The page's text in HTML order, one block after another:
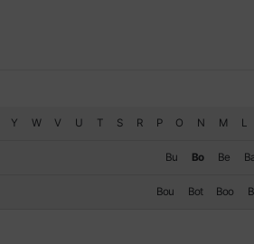
L
M
N
O
P
R
S
T
U
V
W
Y
Be
Bo
Bu
Boo
Bot
Bou